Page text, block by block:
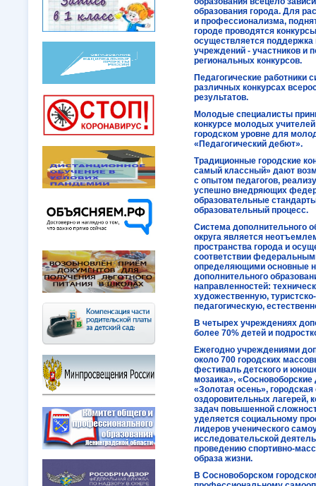
образования города. Для
и профессионализма,
городе проводятся
осуществляется поддержка
учреждений - участников и
региональных конкурсов.
Педагогические работники
различных конкурсах
результатов.
Молодые специалисты
конкурсе молодых
городском уровне для
«Педагогический дебют».
Традиционные городские
самый классный» дают
с опытом педагогов,
успешно внедряющих
образовательные
образовательный процесс.
Система дополнительного
округа является
пространства города и
соответствии
определяющими основные
дополнительного
направленностей:
художественную,
педагогическую,
В четырех учреждениях
более 70% детей и
Ежегодно учреждениями
около 700 городских
фестиваль детского и
мозаика»,
«Золотая осень»,
оздоровительных лагерей,
задач повышенной
уделяется социальному
лидеров ученического
исследовательской
проведению спортивно-
образа жизни.
В Сосновоборском